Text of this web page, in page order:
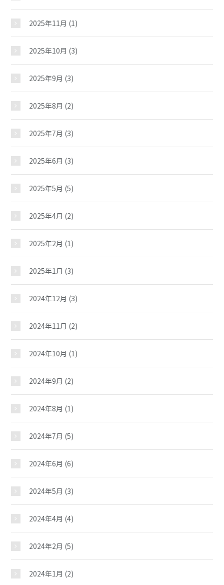
粟崎児童館
2025年11月 (1)
2025年10月 (3)
2025年9月 (3)
2025年8月 (2)
2025年7月 (3)
2025年6月 (3)
2025年5月 (5)
2025年4月 (2)
2025年2月 (1)
2025年1月 (3)
2024年12月 (3)
2024年11月 (2)
2024年10月 (1)
2024年9月 (2)
2024年8月 (1)
2024年7月 (5)
2024年6月 (6)
2024年5月 (3)
2024年4月 (4)
2024年2月 (5)
2024年1月 (2)